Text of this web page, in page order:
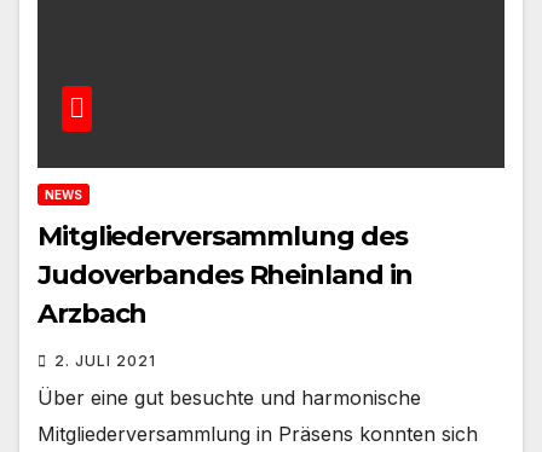
NEWS
Mitgliederversammlung des
Judoverbandes Rheinland in
Arzbach
2. JULI 2021
Über eine gut besuchte und harmonische
Mitgliederversammlung in Präsens konnten sich